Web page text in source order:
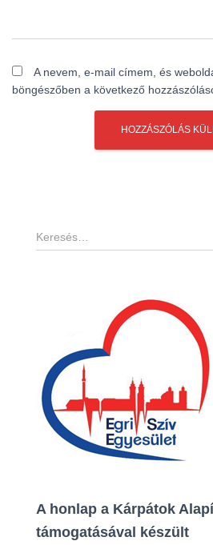
A nevem, e-mail címem, és
böngészőben a következő
K
e
A honlap a Kárpátok
támogatásával készült